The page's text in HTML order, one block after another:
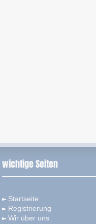
wichtige Seiten
Startseite
Registrierung
Wir über uns